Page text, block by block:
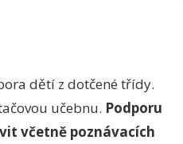
dětí z dotčené třídy.
učebnu. Podporu
včetně poznávacích